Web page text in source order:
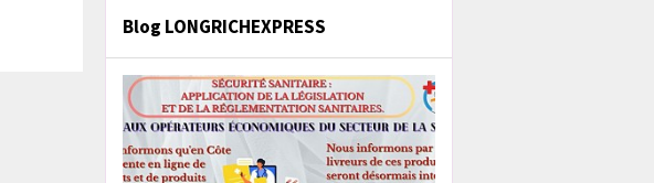
Blog LONGRICHEXPRESS